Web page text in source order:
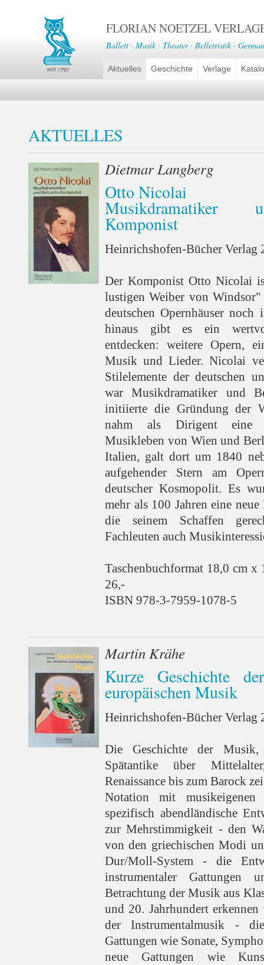
FLORIAN NOETZEL
Ballett · Musik · Theater · Belletristik ·
Aktuelles Geschichte Verlage
AKTUELLES
Dietmar Langberg
Otto Nicolai
Musikdramatiker
Komponist
Heinrichshofen-Bücher Verlag
Der Komponist Otto Nicolai
lustigen Weiber von
deutschen Opernhäuser noch
hinaus gibt es ein
entdecken: weitere Opern,
Musik und Lieder. Nicolai
Stilelemente der deutschen
war Musikdramatiker und
initiierte die Gründung der
nahm als Dirigent eine
Musikleben von Wien und
Italien, galt dort um 1840
aufgehender Stern am
deutscher Kosmopolit. Es
mehr als 100 Jahren eine
die seinem Schaffen
Fachleuten auch
Taschenbuchformat 18,0 cm
26,-
ISBN 978-3-7959-1078-5
Martin Krähe
Kurze Geschichte
europäischen Musik
Heinrichshofen-Bücher Verlag
Die Geschichte der
Spätantike über
Renaissance bis zum Barock
Notation mit musikeigenen
spezifisch abendländische
zur Mehrstimmigkeit - den
von den griechischen Modi
Dur/Moll-System - die
instrumentaler Gattungen
Betrachtung der Musik aus
und 20. Jahrhundert
der Instrumentalmusik -
Gattungen wie Sonate,
neue Gattungen wie